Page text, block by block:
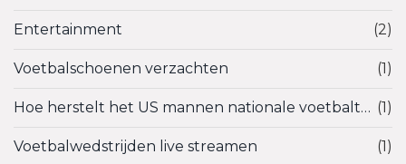
Entertainment (2)
Voetbalschoenen verzachten (1)
Hoe herstelt het US mannen nationale voetbalteam zichzelf? (1)
Voetbalwedstrijden live streamen (1)